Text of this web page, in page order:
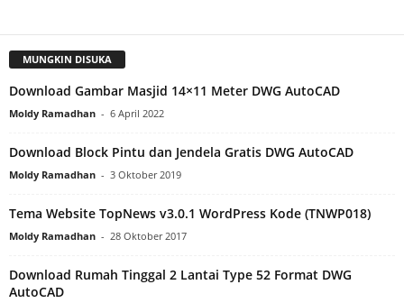
MUNGKIN DISUKA
Download Gambar Masjid 14×11 Meter DWG AutoCAD
Moldy Ramadhan - 6 April 2022
Download Block Pintu dan Jendela Gratis DWG AutoCAD
Moldy Ramadhan - 3 Oktober 2019
Tema Website TopNews v3.0.1 WordPress Kode (TNWP018)
Moldy Ramadhan - 28 Oktober 2017
Download Rumah Tinggal 2 Lantai Type 52 Format DWG
AutoCAD